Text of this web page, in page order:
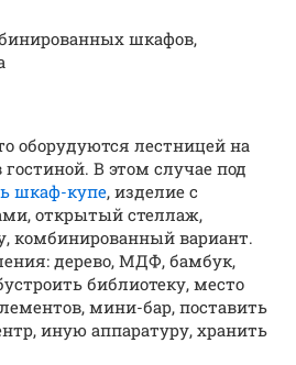
шкафов,
оборудуются лестницей на
В этом случае под
шкаф-купе, изделие с
открытый стеллаж,
комбинированный вариант.
дерево, МДФ, бамбук,
библиотеку, место
мини-бар, поставить
иную аппаратуру, хранить